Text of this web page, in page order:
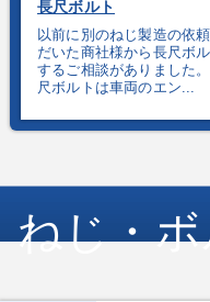
長尺ボルト
以前に別のねじ製造の依
だいた商社様から長尺ボ
するご相談がありました
尺ボルトは車両のエン...
ねじ・